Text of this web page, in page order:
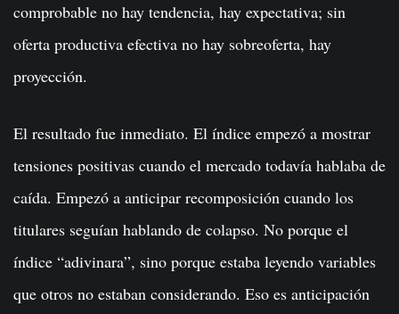
comprobable no hay tendencia, hay expectativa; sin
oferta productiva efectiva no hay sobreoferta, hay
proyección.
El resultado fue inmediato. El índice empezó a mostrar
tensiones positivas cuando el mercado todavía hablaba de
caída. Empezó a anticipar recomposición cuando los
titulares seguían hablando de colapso. No porque el
índice “adivinara”, sino porque estaba leyendo variables
que otros no estaban considerando. Eso es anticipación